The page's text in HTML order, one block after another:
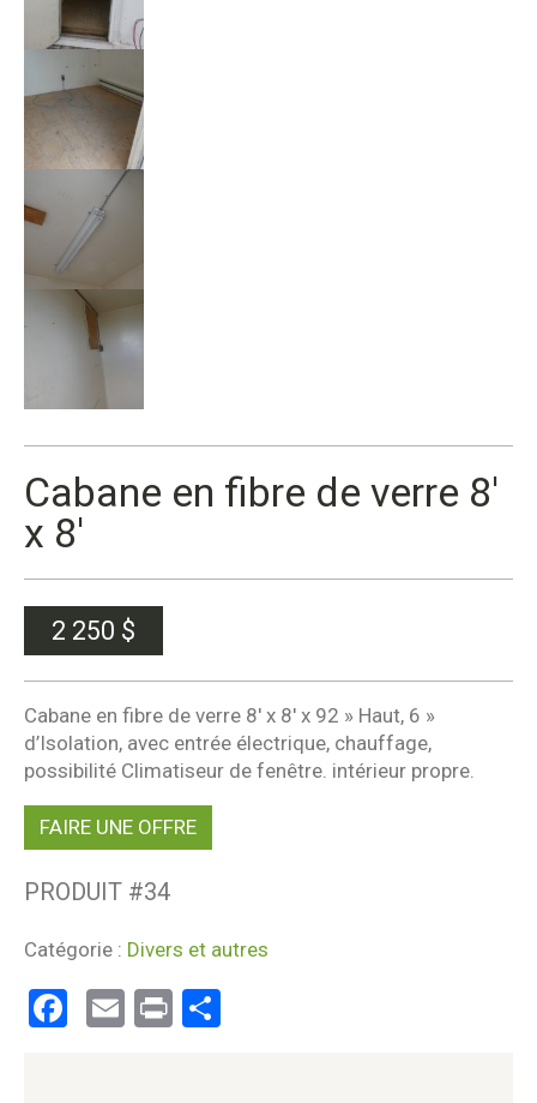
Cabane en fibre de verre 8′
x 8′
2 250 $
Cabane en fibre de verre 8′ x 8′ x 92 » Haut, 6 »
d’Isolation, avec entrée électrique, chauffage,
possibilité Climatiseur de fenêtre. intérieur propre.
FAIRE UNE OFFRE
PRODUIT #34
Catégorie : Divers et autres
Facebook
EmailPrint